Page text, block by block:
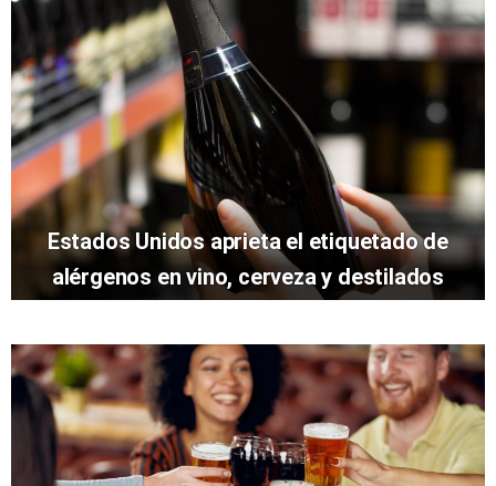
Estados Unidos aprieta el etiquetado de
alérgenos en vino, cerveza y destilados